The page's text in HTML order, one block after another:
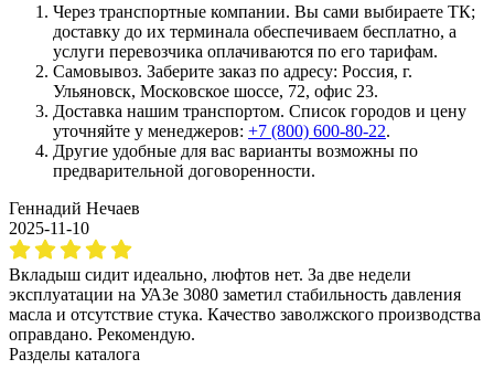
Через транспортные компании. Вы сами выбираете ТК;
доставку до их терминала обеспечиваем бесплатно, а
услуги перевозчика оплачиваются по его тарифам.
Самовывоз. Заберите заказ по адресу: Россия, г.
Ульяновск, Московское шоссе, 72, офис 23.
Доставка нашим транспортом. Список городов и цену
уточняйте у менеджеров: +7 (800) 600-80-22.
Другие удобные для вас варианты возможны по
предварительной договоренности.
Геннадий Нечаев
2025-11-10
Вкладыш сидит идеально, люфтов нет. За две недели
эксплуатации на УАЗе 3080 заметил стабильность давления
масла и отсутствие стука. Качество заволжского производства
оправдано. Рекомендую.
Разделы каталога